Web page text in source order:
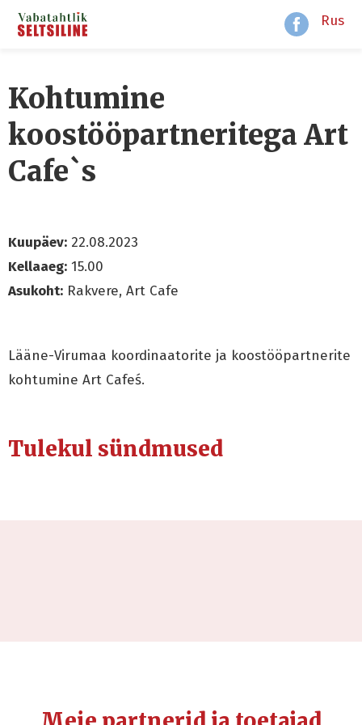
Rus
Kohtumine
koostööpartneritega Art
Cafe`s
Kuupäev: 22.08.2023
Kellaaeg: 15.00
Asukoht: Rakvere, Art Cafe
Lääne-Virumaa koordinaatorite ja koostööpartnerite
kohtumine Art Cafeś.
Tulekul sündmused